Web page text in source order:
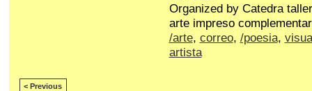
Organized by Catedra
arte impreso
/arte, correo, /poesia,
artista
< Previous